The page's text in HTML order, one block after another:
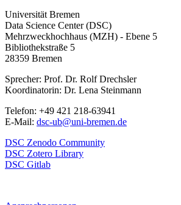
Universität Bremen
Data Science Center (DSC)
Mehrzweckhochhaus (MZH) - Ebene 5
Bibliothekstraße 5
28359 Bremen
Sprecher: Prof. Dr. Rolf Drechsler
Koordinatorin: Dr. Lena Steinmann
Telefon: +49 421 218-63941
E-Mail: dsc-ub@uni-bremen.de
DSC Zenodo Community
DSC Zotero Library
DSC Gitlab